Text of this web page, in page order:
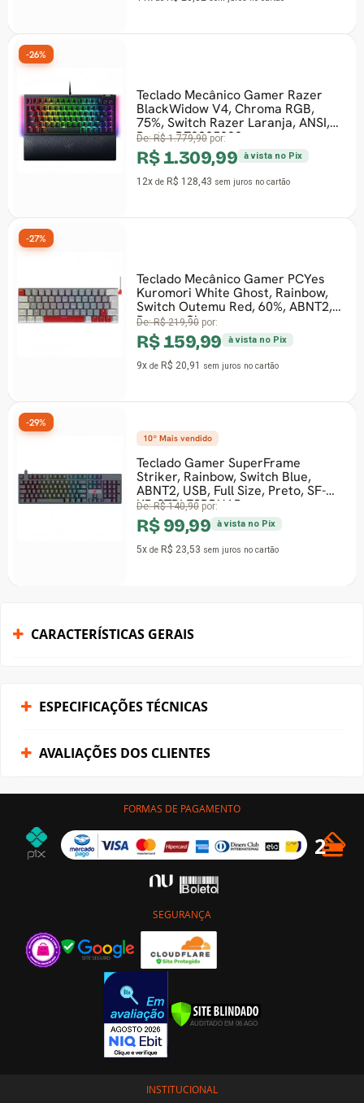
Teclado Mecânico Gamer Razer
BlackWidow V4, Chroma RGB,
75%, Switch Razer Laranja, ANSI,
Preto, RZ0305000
De:R$ 1.779,90por:
R$ 1.309,99 à vista no Pix
12xde R$ 128,43 sem juros no cartão
-26%
Teclado Mecânico Gamer PCYes
Kuromori White Ghost, Rainbow,
Switch Outemu Red, 60%, ABNT2,
Branco, Cinza
De:R$ 219,90por:
R$ 159,99 à vista no Pix
9xde R$ 20,91 sem juros no cartão
-27%
10º Mais vendido
Teclado Gamer SuperFrame
Striker, Rainbow, Switch Blue,
ABNT2, USB, Full Size, Preto, SF-
KB-STBLFSBBUAB
De:R$ 140,90por:
R$ 99,99 à vista no Pix
5xde R$ 23,53 sem juros no cartão
-29%
CARACTERÍSTICAS GERAIS
ESPECIFICAÇÕES TÉCNICAS
AVALIAÇÕES DOS CLIENTES
FORMAS DE PAGAMENTO
SEGURANÇA
INSTITUCIONAL